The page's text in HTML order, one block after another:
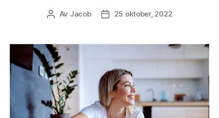
Inläggsförfattare
Av Jacob Inläggsdatum
25 oktober, 2022